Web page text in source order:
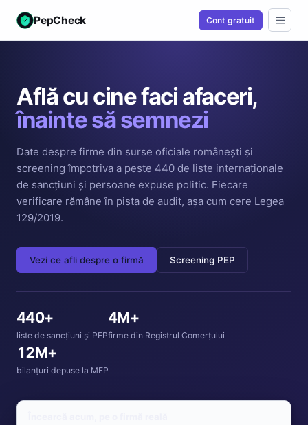
PepCheck Cont gratuit
Află cu cine faci afaceri,
înainte să semnezi
Date despre firme din surse oficiale românești și
screening împotriva a peste 440 de liste internaționale
de sancțiuni și persoane expuse politic. Fiecare
verificare rămâne în pista de audit, așa cum cere Legea
129/2019.
Vezi ce afli despre o firmă Screening PEP
440+
liste de sancțiuni și PEP
4M+
firme din Registrul Comerțului
12M+
bilanțuri depuse la MFP